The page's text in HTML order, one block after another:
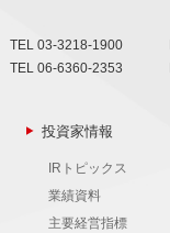
TEL 03-3218-1900
TEL 06-6360-2353
投資家情報
IRトピックス
業績資料
主要経営指標